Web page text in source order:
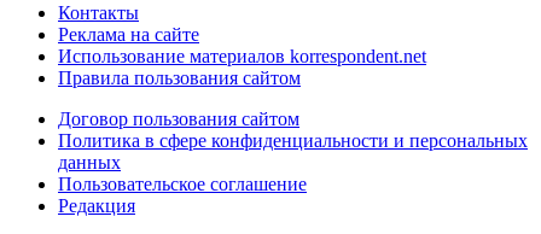
Контакты
Реклама на сайте
Использование материалов korrespondent.net
Правила пользования сайтом
Договор пользования сайтом
Политика в сфере конфиденциальности и персональных
данных
Пользовательское соглашение
Редакция